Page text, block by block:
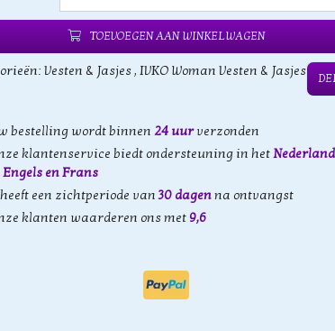
TOEVOEGEN AAN WINKELWAGEN
Vesten & Jasjes, IVKO Woman Vesten & Jasjes
bestelling wordt binnen 24 uurverzonden
klantenservice biedt ondersteuning in het
en Frans
een zichtperiode van30 dagenna ontvangst
klanten waarderen ons met 9,6